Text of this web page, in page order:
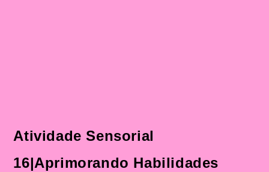
Atividade Sensorial
16|Aprimorando Habilidades